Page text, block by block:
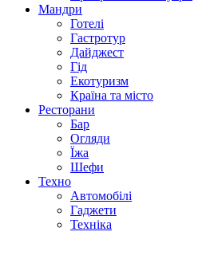
Мандри
Готелі
Гастротур
Дайджест
Гід
Екотуризм
Країна та місто
Ресторани
Бар
Огляди
Їжа
Шефи
Техно
Автомобілі
Гаджети
Техніка